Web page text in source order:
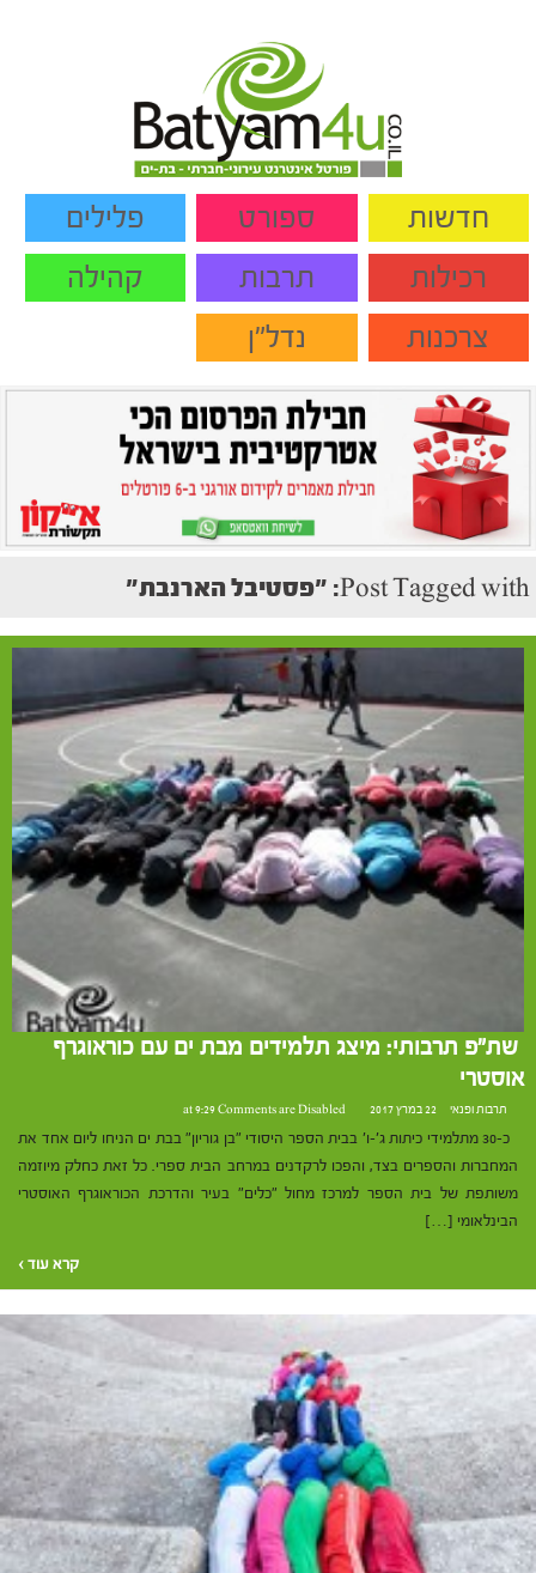
חדשות ספורט
פלילים
רכילות
תרבות
קהילה
צרכנות
נדל"ן
Post Tagged with: "פסטיבל הארנבת"
שת"פ תרבותי: מיצג תלמידים מבת ים עם כוראוגרף
אוסטרי
תרבות ופנאי 22 במרץ 2017 at 9:29 Comments are Disabled
כ-30 מתלמידי כיתות ג'-ו' בבית הספר היסודי "בן גוריון" בבת ים הניחו ליום אחד את
המחברות והספרים בצד, והפכו לרקדנים במרחב הבית ספרי. כל זאת כחלק מיוזמה
משותפת של בית הספר למרכז מחול "כלים" בעיר והדרכת הכוראוגרף האוסטרי
הבינלאומי […]
קרא עוד ›